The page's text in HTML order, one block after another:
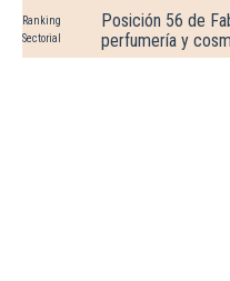
Ranking
Sectorial
Posición 56 de
perfumería y